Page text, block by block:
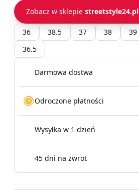
Zobacz w sklepie streetstyle24.pl
36 38.5 37 38 39
36.5
Darmowa dostwa
Odroczone płatności
Wysyłka w 1 dzień
45 dni na zwrot